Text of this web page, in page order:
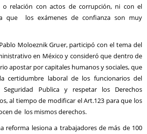
relación con actos de corrupción, ni con el
que los exámenes de confianza son muy
Moloeznik Gruer, participó con el tema del
en México y consideró que dentro de
apostar por capitales humanos y sociales, que
certidumbre laboral de los funcionarios del
Seguridad Publica y respetar los Derechos
al tiempo de modificar el Art.123 para que los
de los mismos derechos.
reforma lesiona a trabajadores de más de 100